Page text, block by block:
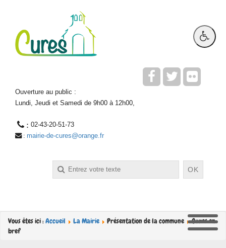
Ouverture au public :
Lundi, Jeudi et Samedi de 9h00 à 12h00,
: 02-43-20-51-73
: mairie-de-cures@orange.fr
OK
Vous êtes ici :Accueil La Mairie Présentation de la commune
Cures en
bref